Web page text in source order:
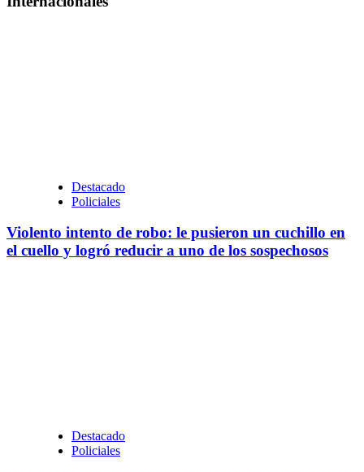
Destacado
Policiales
Violento intento de robo: le pusieron un cuchillo en
el cuello y logró reducir a uno de los sospechosos
Destacado
Policiales